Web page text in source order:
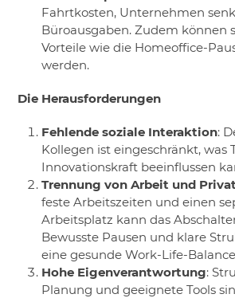
Fahrtkosten, Unternehmen
Büroausgaben. Zudem können
Vorteile wie die Homeoffice-
werden.
Die Herausforderungen
Fehlende soziale Interaktion:
Kollegen ist eingeschränkt, was
Innovationskraft beeinflussen
Trennung von Arbeit und
feste Arbeitszeiten und einen
Arbeitsplatz kann das
Bewusste Pausen und klare
eine gesunde Work-Life-
Hohe Eigenverantwortung:
Planung und geeignete Tools